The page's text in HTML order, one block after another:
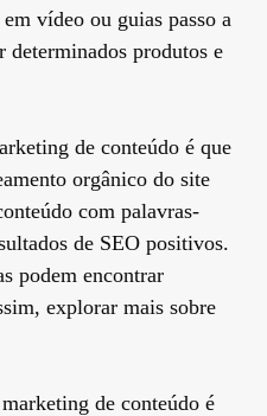
vídeo ou guias passo a
determinados produtos e
de conteúdo é que
orgânico do site
com palavras-
de SEO positivos.
podem encontrar
explorar mais sobre
de conteúdo é